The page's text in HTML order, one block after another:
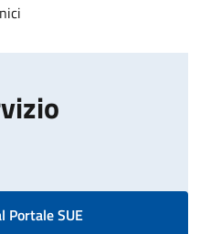
Portale SUE